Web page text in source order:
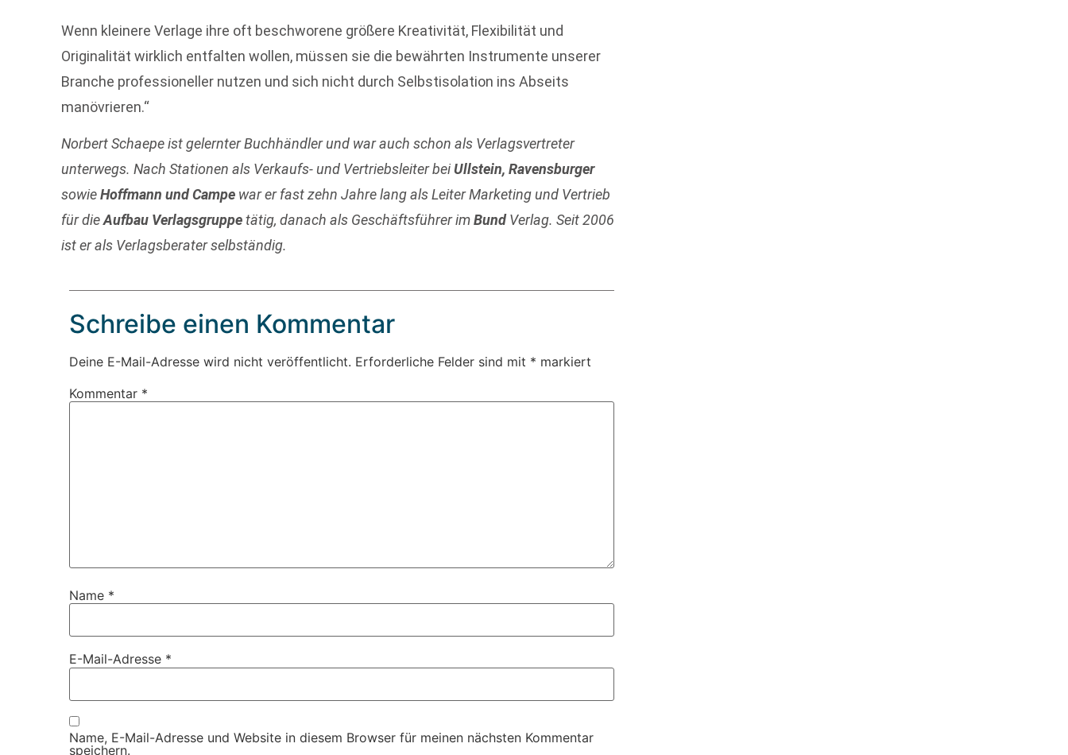
Wenn kleinere Verlage ihre oft beschworene größere Kreativität, Flexibilität und
Originalität wirklich entfalten wollen, müssen sie die bewährten Instrumente unserer
Branche professioneller nutzen und sich nicht durch Selbstisolation ins Abseits
manövrieren.“
Norbert Schaepe ist gelernter Buchhändler und war auch schon als Verlagsvertreter
unterwegs. Nach Stationen als Verkaufs- und Vertriebsleiter beiUllstein, Ravensburger
sowieHoffmann und Campe war er fast zehn Jahre lang als Leiter Marketing und Vertrieb
für dieAufbau Verlagsgruppetätig, danach als Geschäftsführer imBundVerlag. Seit 2006
ist er als Verlagsberater selbständig.
Schreibe einen Kommentar
Deine E-Mail-Adresse wird nicht veröffentlicht. Erforderliche Felder sind mit * markiert
Kommentar *
Name *
E-Mail-Adresse *
Name, E-Mail-Adresse und Website in diesem Browser für meinen nächsten Kommentar
speichern.